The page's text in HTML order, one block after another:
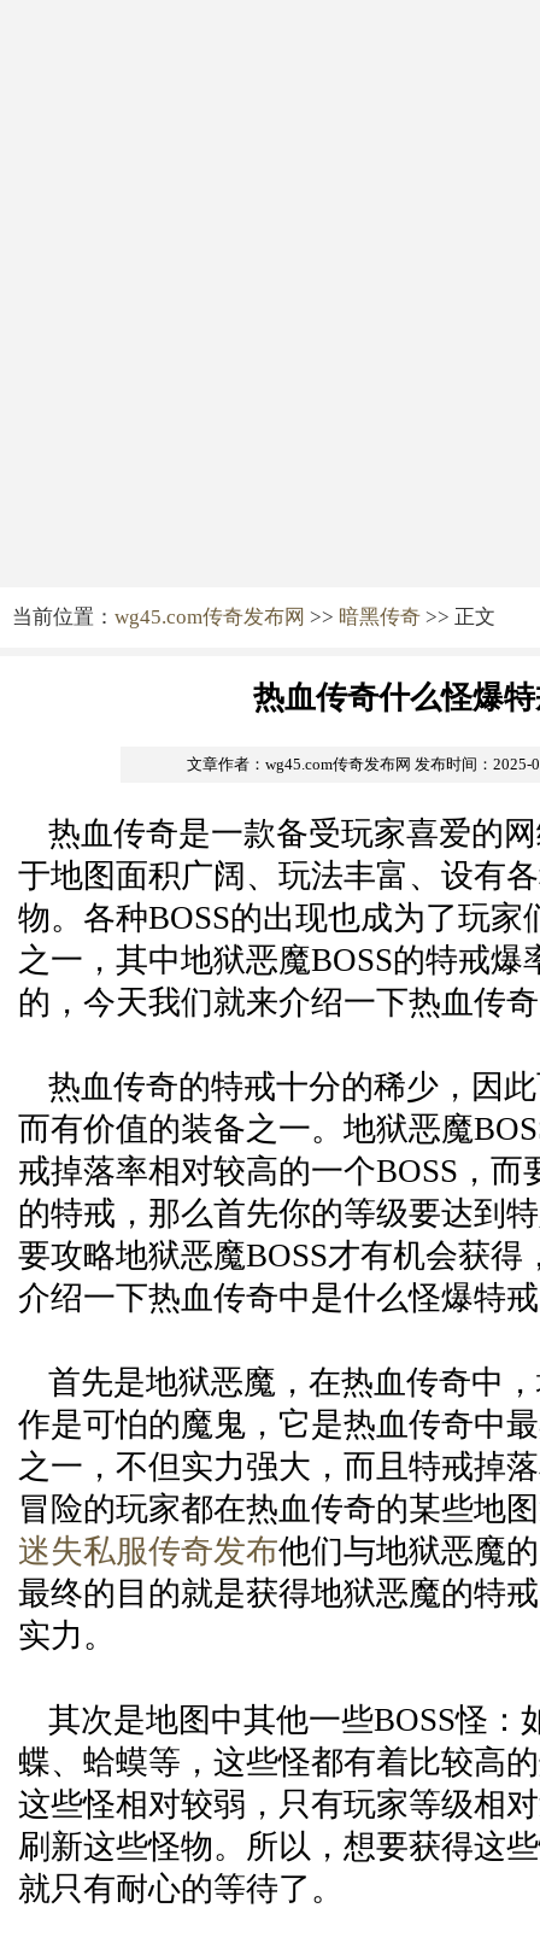
当前位置： wg45.com传奇发布网 >> 暗黑传奇 >> 正文
热血传奇什么怪爆
文章作者：wg45.com传奇发布网 发布时间：2025-
热血传奇是一款备受玩家喜爱的
于地图面积广阔、玩法丰富、设有
物。各种BOSS的出现也成为了玩家
之一，其中地狱恶魔BOSS的特戒爆
的，今天我们就来介绍一下热血传
热血传奇的特戒十分的稀少，因
而有价值的装备之一。地狱恶魔
戒掉落率相对较高的一个BOSS，而
的特戒，那么首先你的等级要达到
要攻略地狱恶魔BOSS才有机会获得
介绍一下热血传奇中是什么怪爆特
首先是地狱恶魔，在热血传奇中
作是可怕的魔鬼，它是热血传奇中
之一，不但实力强大，而且特戒掉
冒险的玩家都在热血传奇的某些地
迷失私服传奇发布他们与地狱恶魔
最终的目的就是获得地狱恶魔的特
实力。
其次是地图中其他一些BOSS怪：
蝶、蛤蟆等，这些怪都有着比较高
这些怪相对较弱，只有玩家等级相
刷新这些怪物。所以，想要获得这
就只有耐心的等待了。